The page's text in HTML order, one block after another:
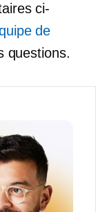
ci-
de
questions.